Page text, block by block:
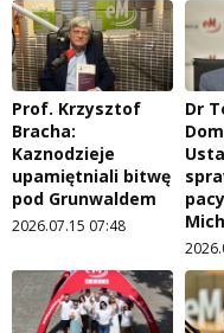
Prof. Krzysztof
Bracha:
Kaznodzieje
upamiętniali bitwę
pod Grunwaldem
2026.07.15 07:48
Dr